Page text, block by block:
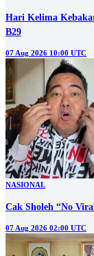
Hari Kelima
B29
07 Aug 2026 10:00 UTC
NASIONAL
Cak Sholeh “No
07 Aug 2026 02:00 UTC